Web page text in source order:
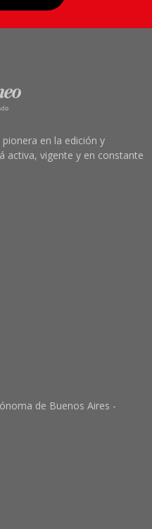
en la edición y
activa, vigente y en constante
de Buenos Aires -